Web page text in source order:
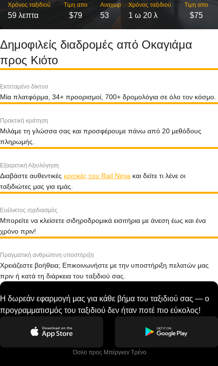
Χρόνος ταξιδιού
59 λεπτα
Τιμη απο
$79
Αναχωρήσεις
53
Χρόνος ταξιδιού
1 ω 20 λ
Τιμη απο
$75
Δημοφιλείς διαδρομές από Οκαγιάμα
προς Κιότο
Εκτεταμένο δίκτυο
Μία πλατφόρμα, 34+ προορισμοί, 700+ δρομολόγια σε όλο τον κόσμο.
Πρακτική κράτηση
Μιλάμε τη γλώσσα σας και προσφέρουμε πάνω από 20 μεθόδους
πληρωμής.
Εξαιρετική Αξιολόγηση
Διαβάστε αυθεντικές κριτικές του Rail Ninja και δείτε τι λένε οι
ταξιδιώτες μας για εμάς.
Ευέλικτος σχεδιασμός
Μπορείτε να κλείσετε σιδηροδρομικά εισιτήρια με άνεση έως και ένα
χρόνο πριν!
Πραγματική ανθρώπινη υποστήριξη
Χρειάζεστε βοήθεια; Επικοινωνήστε με την υποστήριξη πελατών μας
πριν ή κατά τη διάρκεια του ταξιδιού σας.
Η δωρεάν εφαρμογή μας για κάθε βήμα του ταξιδιού σας — ο
προγραμματισμός του ταξιδιού δεν ήταν ποτέ πιο εύκολος!
Όσλο προς Μπέργκεν Tρένο